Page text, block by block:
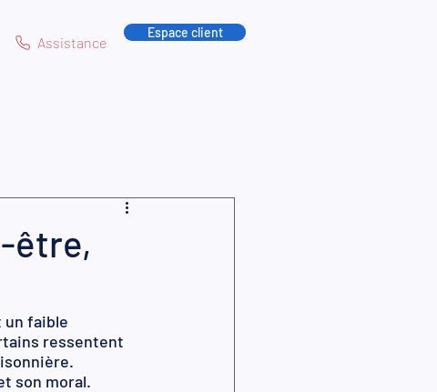
Assistance
Espace client
être,
un faible
ressentent
son moral.